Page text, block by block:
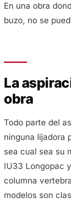
En una obra
buzo, no se
La
obra
Todo parte del
ninguna lijadora
sea cual sea su
IU33 Longopac
columna
modelos son